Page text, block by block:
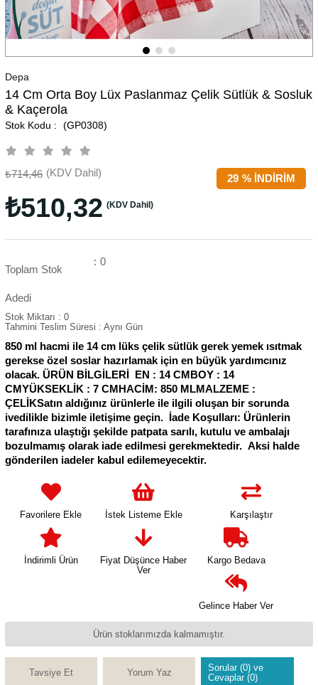
Depa
14 Cm Orta Boy Lüx Paslanmaz Çelik Sütlük & Sosluk
& Kaçerola
(GP0308)
%
29 İNDIRIM
₺714,46 (KDV Dahil)
₺510,32 (KDV Dahil)
Toplam Stok
Adedi
: 0
Stok Miktarı : 0
Tahmini Teslim Süresi : Aynı Gün
850 ml hacmi ile 14 cm lüks çelik sütlük gerek yemek ısıtmak
gerekse özel soslar hazırlamak için en büyük yardımcınız
olacak. ÜRÜN BİLGİLERİ EN : 14 CMBOY : 14
CMYÜKSEKLİK : 7 CMHACİM: 850 MLMALZEME :
ÇELİKSatın aldığınız ürünlerle ile ilgili oluşan bir sorunda
ivedilikle bizimle iletişime geçin. İade Koşulları: Ürünlerin
tarafınıza ulaştığı şekilde patpata sarılı, kutulu ve ambalajı
bozulmamış olarak iade edilmesi gerekmektedir. Aksi halde
gönderilen iadeler kabul edilemeyecektir.
Favorilere Ekle İstek Listeme Ekle Karşılaştır
İndirimli Ürün
Fiyat Düşünce Haber
Ver
Kargo Bedava
Gelince Haber Ver
Ürün stoklarımızda kalmamıştır.
Tavsiye Et Yorum Yaz
Sorular (0) ve
Cevaplar (0)